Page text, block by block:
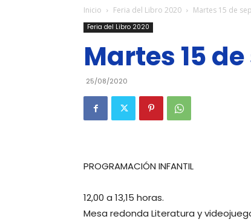
Inicio Feria del Libro 2020 Martes 15 de
Feria del Libro 2020
Martes 15
25/08/2020
PROGRAMACIÓN INFANTIL
12,00 a 13,15 horas.
Mesa redonda Literatura y